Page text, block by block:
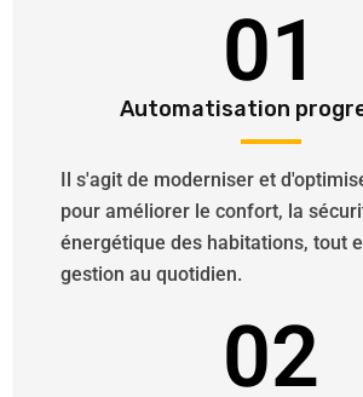
01
Automatisation
Il s'agit de moderniser et
pour améliorer le confort, la
énergétique des habitations, tout
gestion au quotidien.
02